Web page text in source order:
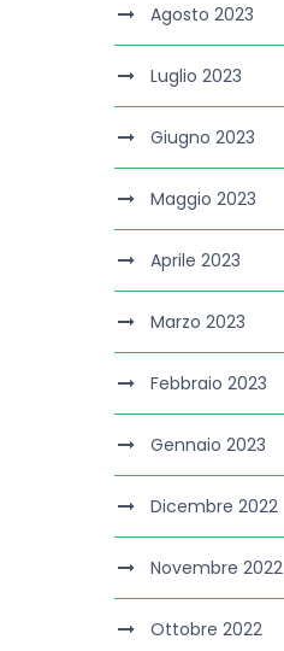
Agosto 2023
Luglio 2023
Giugno 2023
Maggio 2023
Aprile 2023
Marzo 2023
Febbraio 2023
Gennaio 2023
Dicembre 2022
Novembre 2022
Ottobre 2022